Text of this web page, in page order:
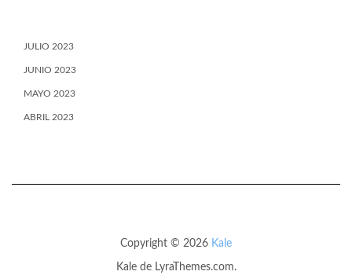
JULIO 2023
JUNIO 2023
MAYO 2023
ABRIL 2023
Copyright © 2026 Kale
Kalede LyraThemes.com.